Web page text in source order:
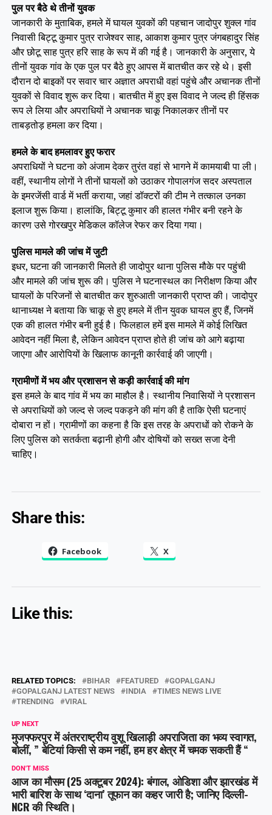
पुल पर बैठे थे तीनों युवक
जानकारी के मुताबिक, हमले में घायल युवकों की पहचान जादोपुर शुक्ल गांव
निवासी बिट्टू कुमार पुत्र राजेश्वर साह, आकाश कुमार पुत्र जंगबहादुर सिंह
और छोटू साह पुत्र हरि साह के रूप में की गई है। जानकारी के अनुसार, ये
तीनों युवक गांव के एक पुल पर बैठे हुए आपस में बातचीत कर रहे थे। इसी
दौरान दो बाइकों पर सवार चार अज्ञात अपराधी वहां पहुंचे और अचानक तीनों
युवकों से विवाद शुरू कर दिया। बातचीत में हुए इस विवाद ने जल्द ही हिंसक
रूप ले लिया और अपराधियों ने अचानक चाकू निकालकर तीनों पर
ताबड़तोड़ हमला कर दिया।
हमले के बाद हमलावर हुए फरार
अपराधियों ने घटना को अंजाम देकर तुरंत वहां से भागने में कामयाबी पा ली।
वहीं, स्थानीय लोगों ने तीनों घायलों को उठाकर गोपालगंज सदर अस्पताल
के इमरजेंसी वार्ड में भर्ती कराया, जहां डॉक्टरों की टीम ने तत्काल उनका
इलाज शुरू किया। हालांकि, बिट्टू कुमार की हालत गंभीर बनी रहने के
कारण उसे गोरखपुर मेडिकल कॉलेज रेफर कर दिया गया।
पुलिस मामले की जांच में जुटी
इधर, घटना की जानकारी मिलते ही जादोपुर थाना पुलिस मौके पर पहुंची
और मामले की जांच शुरू की। पुलिस ने घटनास्थल का निरीक्षण किया और
घायलों के परिजनों से बातचीत कर शुरुआती जानकारी प्राप्त की। जादोपुर
थानाध्यक्ष ने बताया कि चाकू से हुए हमले में तीन युवक घायल हुए हैं, जिनमें
एक की हालत गंभीर बनी हुई है। फिलहाल हमें इस मामले में कोई लिखित
आवेदन नहीं मिला है, लेकिन आवेदन प्राप्त होते ही जांच को आगे बढ़ाया
जाएगा और आरोपियों के खिलाफ कानूनी कार्रवाई की जाएगी।
ग्रामीणों में भय और प्रशासन से कड़ी कार्रवाई की मांग
इस हमले के बाद गांव में भय का माहौल है। स्थानीय निवासियों ने प्रशासन
से अपराधियों को जल्द से जल्द पकड़ने की मांग की है ताकि ऐसी घटनाएं
दोबारा न हों। ग्रामीणों का कहना है कि इस तरह के अपराधों को रोकने के
लिए पुलिस को सतर्कता बढ़ानी होगी और दोषियों को सख्त सजा देनी
चाहिए।
Share this:
Facebook X
Like this:
RELATED TOPICS: BIHAR FEATURED
GOPALGANJ
GOPALGANJ LATEST NEWS
INDIA
TIMES NEWS LIVE
TRENDING
VIRAL
UP NEXT
मुजफ्फरपुर में अंतरराष्ट्रीय वुशू खिलाड़ी अपराजिता का भव्य स्वागत,
बोलीं, ” बेटियां किसी से कम नहीं, हम हर क्षेत्र में चमक सकती हैं “
DON'T MISS
आज का मौसम (25 अक्टूबर 2024): बंगाल, ओडिशा और झारखंड में
भारी बारिश के साथ ‘दाना’ तूफान का कहर जारी है; जानिए दिल्ली-
NCR की स्थिति।